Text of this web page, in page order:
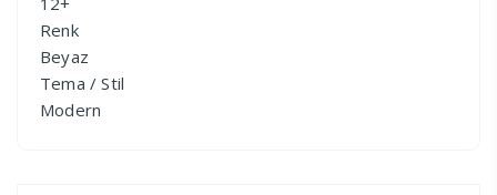
Renk
Beyaz
Tema / Stil
Modern